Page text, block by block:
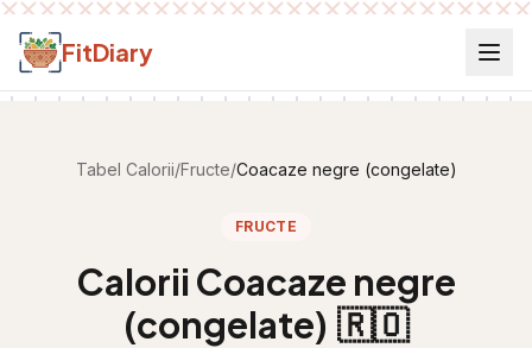
Salt la conținut
FitDiary
Tabel Calorii/Fructe/Coacaze negre (congelate)
FRUCTE
Calorii Coacaze negre
(congelate) 🇷🇴